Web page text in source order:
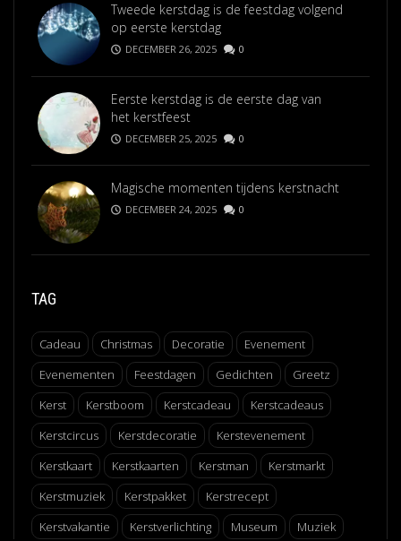
Tweede kerstdag is de feestdag volgend
op eerste kerstdag
DECEMBER 26, 2025 0
Eerste kerstdag is de eerste dag van
het kerstfeest
DECEMBER 25, 2025 0
Magische momenten tijdens kerstnacht
DECEMBER 24, 2025 0
TAG
Cadeau Christmas Decoratie
Evenement
Evenementen
Feestdagen Gedichten
Greetz
Kerst
Kerstboom Kerstcadeau
Kerstcadeaus
Kerstcircus
Kerstdecoratie
Kerstevenement
Kerstkaart
Kerstkaarten Kerstman
Kerstmarkt
Kerstmuziek
Kerstpakket
Kerstrecept
Kerstvakantie
Kerstverlichting Museum Muziek